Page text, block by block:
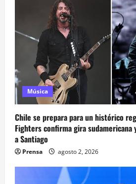
Música
Chile se prepara para un histórico
Fighters confirma gira sudamericana
a Santiago
Prensa agosto 2, 2026